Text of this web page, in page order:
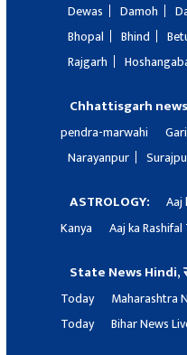
Dewas
Damoh
Bhopal
Bhind
Rajgarh
Chhattisgarh
pendra-marwahi
Narayanpur
ASTROLOGY: Aaj
Kanya
Aaj ka
State News Hindi,
Today
Maharashtra
Today
Bihar News